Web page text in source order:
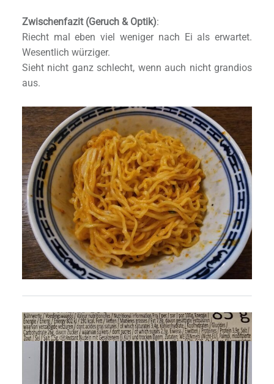
Zwischenfazit (Geruch & Optik):
Riecht mal eben viel weniger nach Ei als erwartet.
Wesentlich würziger.
Sieht nicht ganz schlecht, wenn auch nicht grandios
aus.